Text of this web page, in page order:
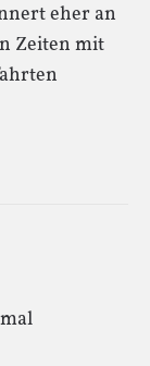
eher an
Zeiten mit